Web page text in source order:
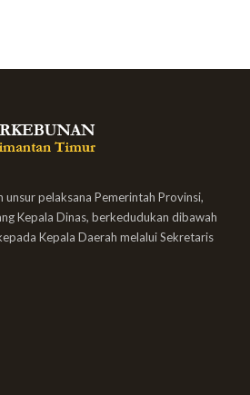
unsur pelaksana Pemerintah Provinsi,
Kepala Dinas, berkedudukan dibawah
Kepala Daerah melalui Sekretaris